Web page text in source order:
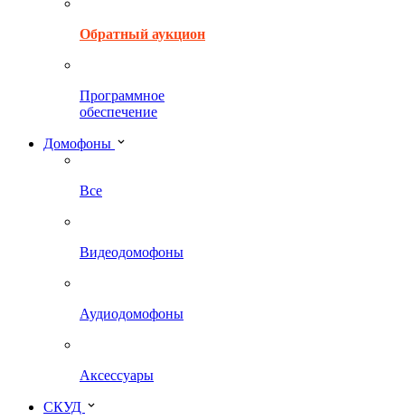
Обратный аукцион
Программное
обеспечение
Домофоны
Все
Видеодомофоны
Аудиодомофоны
Аксессуары
СКУД